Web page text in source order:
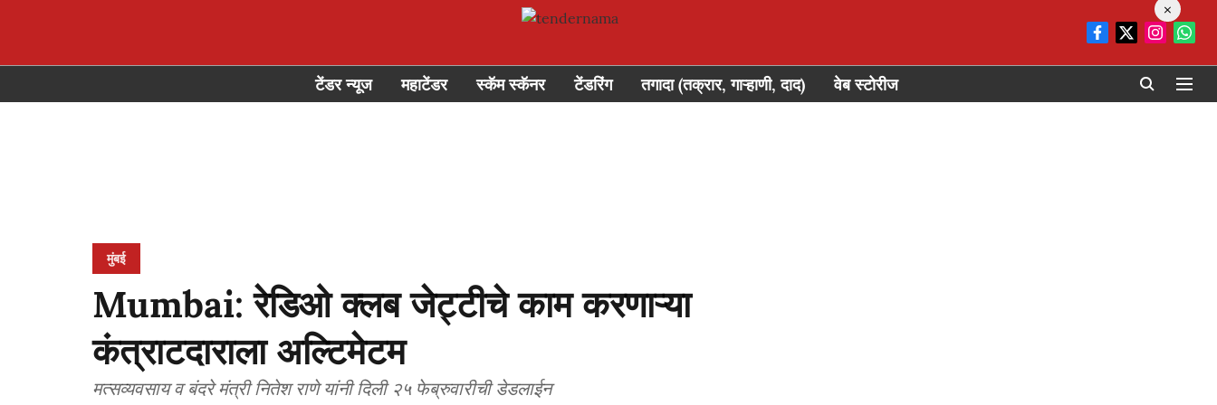
टेंडर न्यूज महाटेंडर स्कॅम स्कॅनर टेंडरिंग तगादा (तक्रार, गाऱ्हाणी, दाद) वेब स्टोरीज
मुंबई
Mumbai: रेडिओ क्लब जेट्टीचे काम करणाऱ्या
कंत्राटदाराला अल्टिमेटम
मत्सव्यवसाय व बंदरे मंत्री नितेश राणे यांनी दिली २५ फेब्रुवारीची डेडलाईन
×